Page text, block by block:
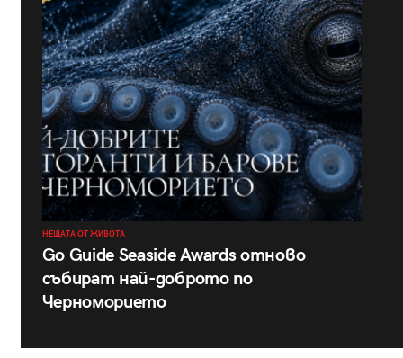
НЕЩАТА ОТ ЖИВОТА
Go Guide Seaside Awards отново
събират най-доброто по
Черноморието